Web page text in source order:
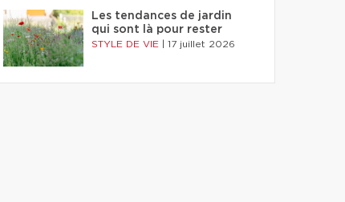
Les tendances de jardin
qui sont là pour rester
STYLE DE VIE 17 juillet 2026